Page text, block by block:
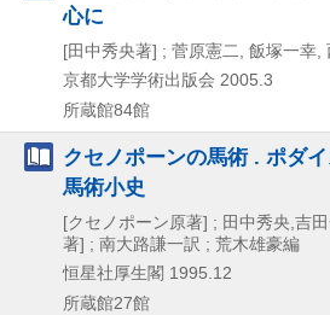
心に
[田中秀央著] ; 菅原憲二, 飯塚一幸,
京都大学学術出版会 2005.3
所蔵館84館
クセノポーンの馬術 . ポダ
馬術小史
[クセノポーン原著] ; 田中秀央,吉
著] ; 南大路謙一訳 ; 荒木雄豪編
恒星社厚生閣 1995.12
所蔵館27館